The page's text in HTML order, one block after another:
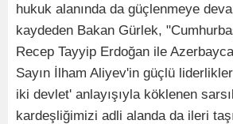
hukuk alanında da güçlenmeye
kaydeden Bakan Gürlek,
Recep Tayyip Erdoğan ile
Sayın İlham Aliyev'in güçlü
iki devlet' anlayışıyla köklenen
kardeşliğimizi adli alanda da ileri